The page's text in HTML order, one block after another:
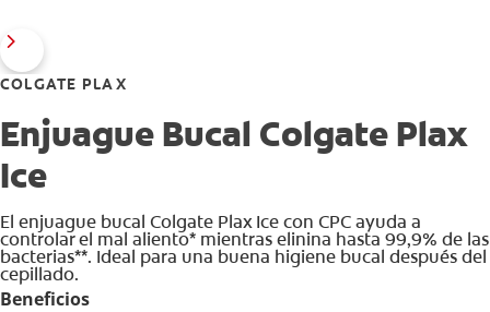
COLGATE PLAX
Enjuague Bucal Colgate Plax
Ice
El enjuague bucal Colgate Plax Ice con CPC ayuda a
controlar el mal aliento* mientras elinina hasta 99,9% de las
bacterias**. Ideal para una buena higiene bucal después del
cepillado.
Beneficios